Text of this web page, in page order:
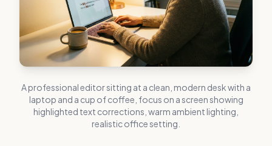
A professional editor sitting at a clean, modern desk with a
laptop and a cup of coffee, focus on a screen showing
highlighted text corrections, warm ambient lighting,
realistic office setting.